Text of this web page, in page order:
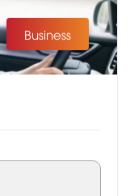
Business